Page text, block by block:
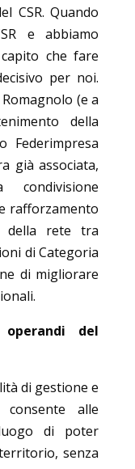
CSR. Quando
e abbiamo
che fare
per noi.
(e a
della
Federimpresa
già associata,
rafforzamento
della rete tra
di Categoria
di migliorare
del
di gestione e
alle
di poter
senza